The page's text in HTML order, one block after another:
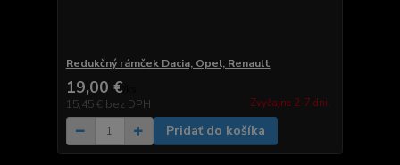
Redukčný rámček Dacia, Opel, Renault
19,00 €
15,45 € bez DPH Zvyčajne 2-7 dni.
Pridať do košíka